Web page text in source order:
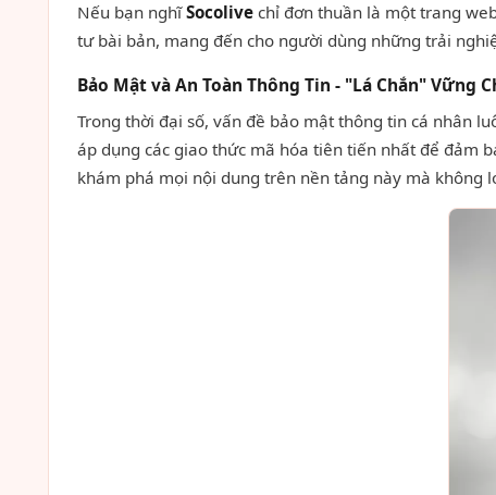
Nếu bạn nghĩSocolive chỉ đơn thuần là một trang
tư bài bản, mang đến cho người dùng những trải
Bảo Mật và An Toàn Thông Tin - "Lá Chắn" Vững
Trong thời đại số, vấn đề bảo mật thông tin cá nhân
áp dụng các giao thức mã hóa tiên tiến nhất để đảm
khám phá mọi nội dung trên nền tảng này mà